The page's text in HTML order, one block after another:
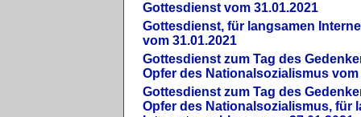
Gottesdienst vom 31.01.2021
Gottesdienst, für langsamen
vom 31.01.2021
Gottesdienst zum Tag des
Opfer des Nationalsozialismus vom
Gottesdienst zum Tag des
Opfer des Nationalsozialismus, für